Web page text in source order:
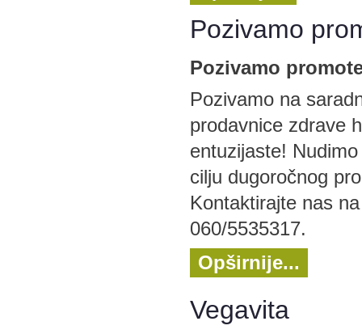
Pozivamo
Pozivamo
Pozivamo na
prodavnice zdrave
entuzijaste!
cilju dugoročnog
Kontaktirajte nas
060/5535317.
Opširnije...
Vegavita